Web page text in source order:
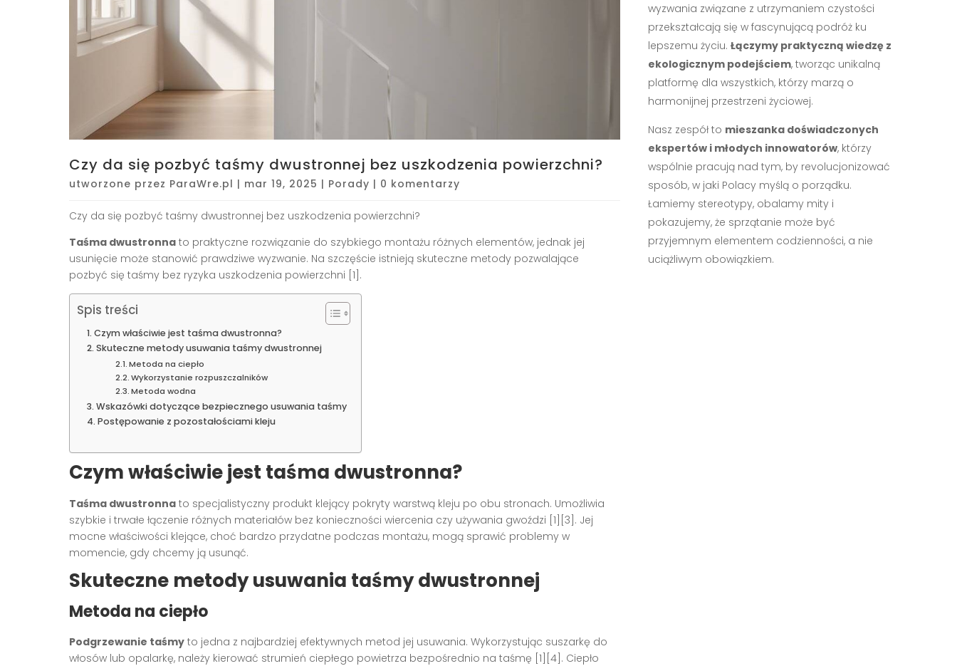
Czy da się pozbyć taśmy dwustronnej bez uszkodzenia powierzchni?
utworzone przez ParaWre.pl | mar 19, 2025 | Porady | 0 komentarzy
Czy da się pozbyć taśmy dwustronnej bez uszkodzenia powierzchni?
Taśma dwustronna to praktyczne rozwiązanie do szybkiego montażu różnych elementów, jednak jej
usunięcie może stanowić prawdziwe wyzwanie. Na szczęście istnieją skuteczne metody pozwalające
pozbyć się taśmy bez ryzyka uszkodzenia powierzchni [1].
Spis treści
Czym właściwie jest taśma dwustronna?
Skuteczne metody usuwania taśmy dwustronnej
Metoda na ciepło
Wykorzystanie rozpuszczalników
Metoda wodna
Wskazówki dotyczące bezpiecznego usuwania taśmy
Postępowanie z pozostałościami kleju
Czym właściwie jest taśma dwustronna?
Taśma dwustronna to specjalistyczny produkt klejący pokryty warstwą kleju po obu stronach. Umożliwia
szybkie i trwałe łączenie różnych materiałów bez konieczności wiercenia czy używania gwoździ [1][3]. Jej
mocne właściwości klejące, choć bardzo przydatne podczas montażu, mogą sprawić problemy w
momencie, gdy chcemy ją usunąć.
Skuteczne metody usuwania taśmy dwustronnej
Metoda na ciepło
Podgrzewanie taśmy to jedna z najbardziej efektywnych metod jej usuwania. Wykorzystując suszarkę do
włosów lub opalarkę, należy kierować strumień ciepłego powietrza bezpośrednio na taśmę [1][4]. Ciepło
wyzwania związane z utrzymaniem czystości
przekształcają się w fascynującą podróż ku
lepszemu życiu. Łączymy praktyczną wiedzę z
ekologicznym podejściem, tworząc unikalną
platformę dla wszystkich, którzy marzą o
harmonijnej przestrzeni życiowej.
Nasz zespół to mieszanka doświadczonych
ekspertów i młodych innowatorów, którzy
wspólnie pracują nad tym, by revolucjonizować
sposób, w jaki Polacy myślą o porządku.
Łamiemy stereotypy, obalamy mity i
pokazujemy, że sprzątanie może być
przyjemnym elementem codzienności, a nie
uciążliwym obowiązkiem.